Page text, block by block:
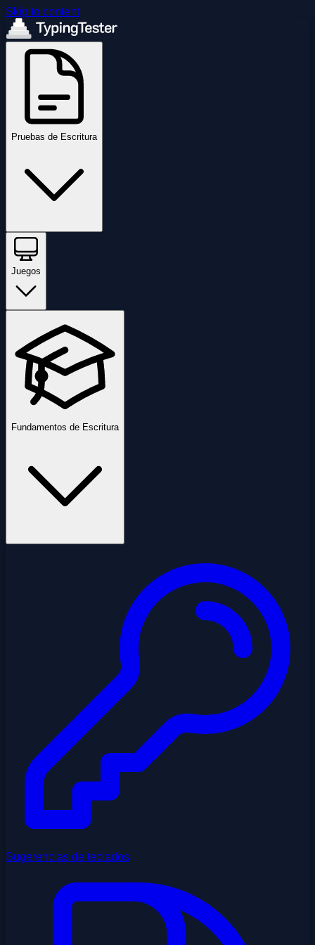
Skip to content
Pruebas de Escritura
Juegos
Fundamentos de Escritura
Sugerencias de teclados